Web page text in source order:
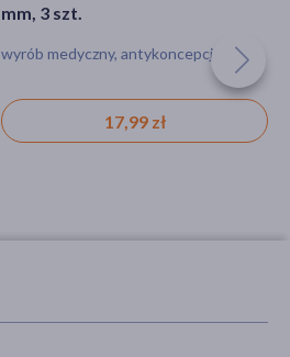
mm, 3 szt.
wyrób medyczny, antykoncepcja
17,99 zł